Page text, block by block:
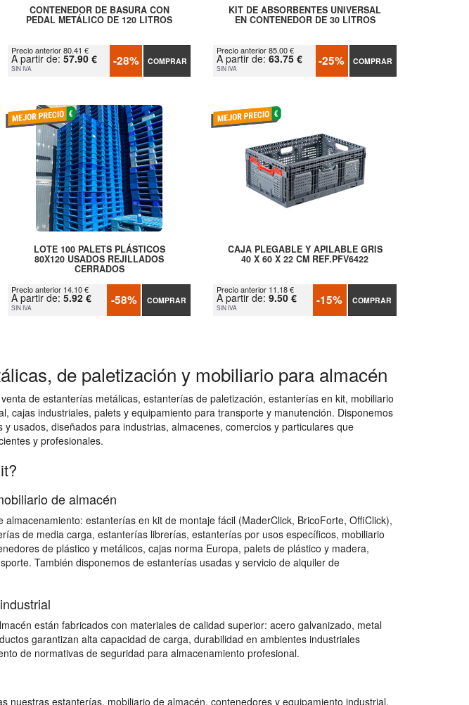
CONTENEDOR DE BASURA CON
PEDAL METÁLICO DE 120 LITROS
Precio anterior 80.41 €
A partir de: 57.90 €
SIN IVA -28% COMPRAR
KIT DE ABSORBENTES UNIVERSAL
EN CONTENEDOR DE 30 LITROS
Precio anterior 85.00 €
A partir de:63.75 €
SIN IVA -25% COMPRAR
LOTE 100 PALETS PLÁSTICOS
80X120 USADOS REJILLADOS
CERRADOS
Precio anterior 14.10 €
A partir de: 5.92 €
SIN IVA -58% COMPRAR
CAJA PLEGABLE Y APILABLE GRIS
40 X 60 X 22 CM REF.PFV6422
Precio anterior 11.18 €
A partir de:9.50 €
SIN IVA -15% COMPRAR
de paletización y mobiliario para almacén
de estanterías metálicas, estanterías de paletización, estanterías en kit, mobiliario
cajas industriales, palets y equipamiento para transporte y manutención. Disponemos
usados, diseñados para industrias, almacenes, comercios y particulares que
y profesionales.
de almacén
estanterías en kit de montaje fácil (MaderClick, BricoForte, OffiClick),
de media carga, estanterías librerías, estanterías por usos específicos, mobiliario
de plástico y metálicos, cajas norma Europa, palets de plástico y madera,
También disponemos de estanterías usadas y servicio de alquiler de
están fabricados con materiales de calidad superior: acero galvanizado, metal
garantizan alta capacidad de carga, durabilidad en ambientes industriales
de normativas de seguridad para almacenamiento profesional.
nuestras estanterías, mobiliario de almacén, contenedores y equipamiento industrial,